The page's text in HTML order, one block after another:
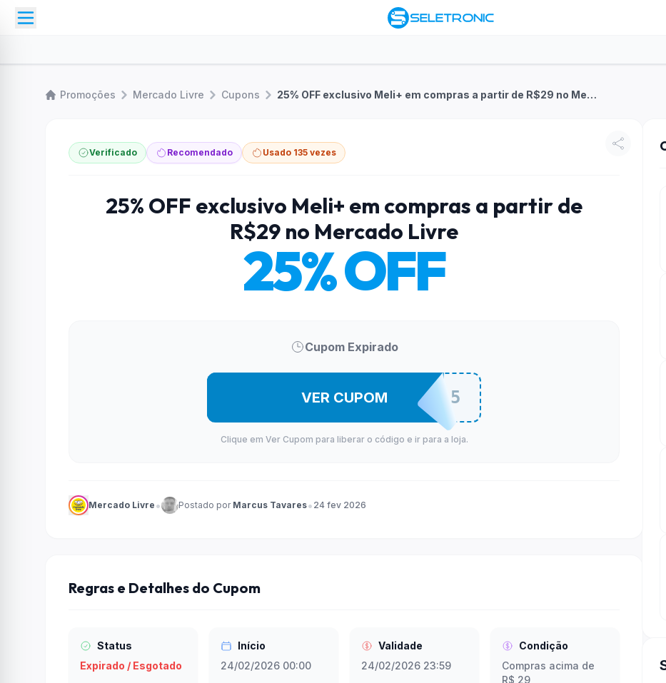
Promoções Mercado Livre Cupons 25% OFF exclusivo Meli+ em compras a partir de R$29 no Mercado Livre
Verificado Recomendado Usado 135 vezes
25% OFF exclusivo Meli+ em compras a partir de
R$29 no Mercado Livre
25% OFF
Cupom Expirado
MELI25
VER CUPOM
Clique em Ver Cupom para liberar o código e ir para a loja.
Mercado Livre • Postado por Marcus Tavares• 24 fev 2026
Regras e Detalhes do Cupom
Status
Expirado / Esgotado
Início
24/02/2026 00:00
Validade
24/02/2026 23:59
Condição
Compras acima de
R$ 29